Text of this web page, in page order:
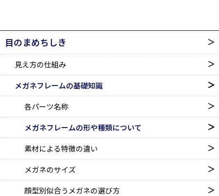
目のまめちしき
見え方の仕組み
メガネフレームの基礎知識
各パーツ名称
メガネフレームの形や種類について
素材による特徴の違い
メガネのサイズ
顔型別似合うメガネの選び方